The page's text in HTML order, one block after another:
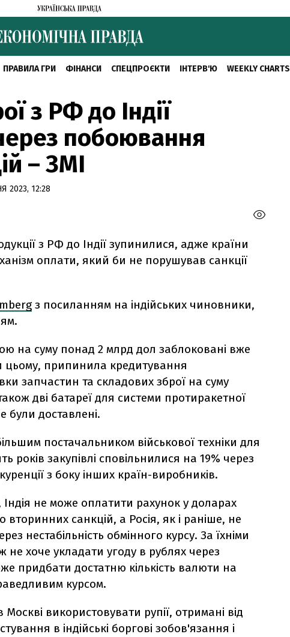
ПРАВИЛА ГРИ ФІНАНСИ СПЕЦПРОЄКТИ ІНТЕРВ'Ю WEEKLY CHARTS
з РФ до Індії
побоювання
– ЗМІ
2023, 12:28
з РФ до Індії зупинилися, адже країни
оплати, який би не порушував санкції
з посиланням на індійських чиновники,
на суму понад 2 млрд дол заблоковані вже
цьому, припинила кредитування
запчастин та складових зброї на суму
дві батареї для системи протиракетної
були доставлені.
постачальником військової техніки для
років закупівлі сповільнилися на 19% через
з боку інших країн-виробників.
не може оплатити рахунок у доларах
санкцій, а Росія, як і раніше, не
нестабільність обмінного курсу. За їхніми
не хоче укладати угоду в рублях через
придбати достатню кількість валюти на
курсом.
використовувати рупії, отримані від
в індійські боргові зобов'язання і